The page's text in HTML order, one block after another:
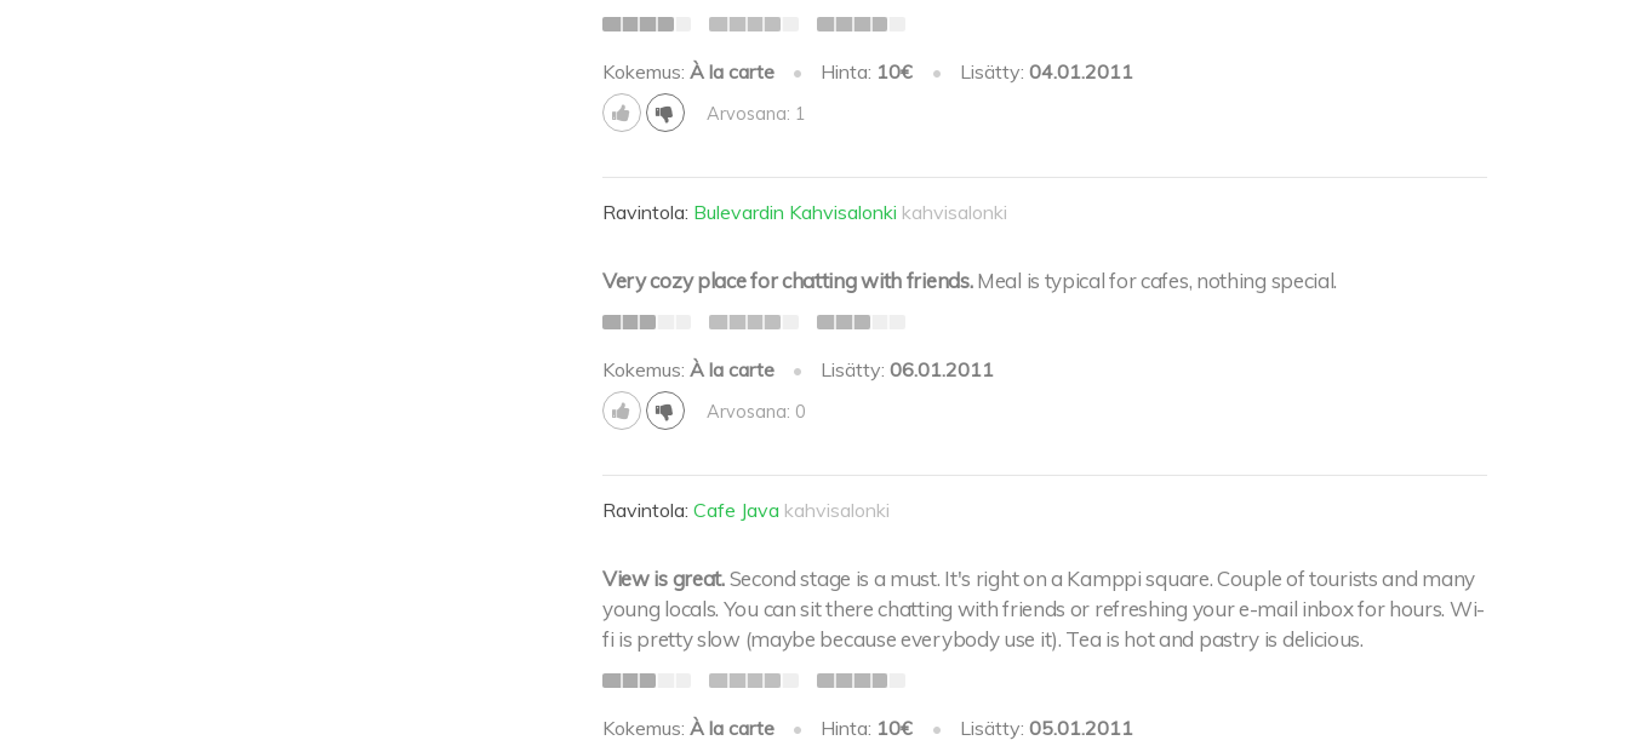
Kokemus: À la carte • Hinta: 10€ • Lisätty: 04.01.2011
Arvosana: 1
Ravintola: Bulevardin Kahvisalonki kahvisalonki
Very cozy place for chatting with friends. Meal is typical for cafes, nothing special.
Kokemus: À la carte • Lisätty:06.01.2011
Arvosana: 0
Ravintola: Cafe Java kahvisalonki
View is great. Second stage is a must. It's right on a Kamppi square. Couple of tourists and many
young locals. You can sit there chatting with friends or refreshing your e-mail inbox for hours. Wi-
fi is pretty slow (maybe because everybody use it). Tea is hot and pastry is delicious.
Kokemus: À la carte • Hinta: 10€ • Lisätty: 05.01.2011